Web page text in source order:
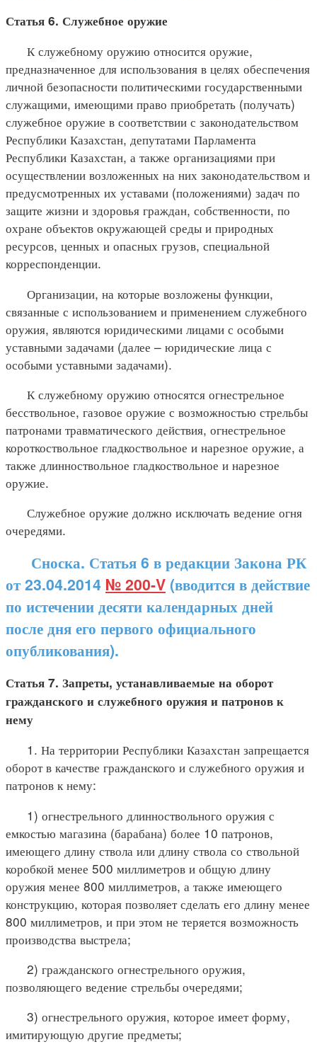
Статья 6. Служебное оружие
К служебному оружию относится оружие,
предназначенное для использования в целях обеспечения
личной безопасности политическими государственными
служащими, имеющими право приобретать (получать)
служебное оружие в соответствии с законодательством
Республики Казахстан, депутатами Парламента
Республики Казахстан, а также организациями при
осуществлении возложенных на них законодательством и
предусмотренных их уставами (положениями) задач по
защите жизни и здоровья граждан, собственности, по
охране объектов окружающей среды и природных
ресурсов, ценных и опасных грузов, специальной
корреспонденции.
Организации, на которые возложены функции,
связанные с использованием и применением служебного
оружия, являются юридическими лицами с особыми
уставными задачами (далее – юридические лица с
особыми уставными задачами).
К служебному оружию относятся огнестрельное
бесствольное, газовое оружие с возможностью стрельбы
патронами травматического действия, огнестрельное
короткоствольное гладкоствольное и нарезное оружие, а
также длинноствольное гладкоствольное и нарезное
оружие.
Служебное оружие должно исключать ведение огня
очередями.
Сноска. Статья 6 в редакции Закона РК
от 23.04.2014 № 200-V (вводится в действие
по истечении десяти календарных дней
после дня его первого официального
опубликования).
Статья 7. Запреты, устанавливаемые на оборот
гражданского и служебного оружия и патронов к
нему
1. На территории Республики Казахстан запрещается
оборот в качестве гражданского и служебного оружия и
патронов к нему:
1) огнестрельного длинноствольного оружия с
емкостью магазина (барабана) более 10 патронов,
имеющего длину ствола или длину ствола со ствольной
коробкой менее 500 миллиметров и общую длину
оружия менее 800 миллиметров, а также имеющего
конструкцию, которая позволяет сделать его длину менее
800 миллиметров, и при этом не теряется возможность
производства выстрела;
2) гражданского огнестрельного оружия,
позволяющего ведение стрельбы очередями;
3) огнестрельного оружия, которое имеет форму,
имитирующую другие предметы;